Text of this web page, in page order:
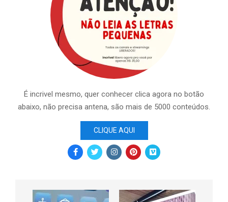
É incrivel mesmo, quer conhecer clica agora no botão
abaixo, não precisa antena, são mais de 5000 conteúdos.
CLIQUE AQUI